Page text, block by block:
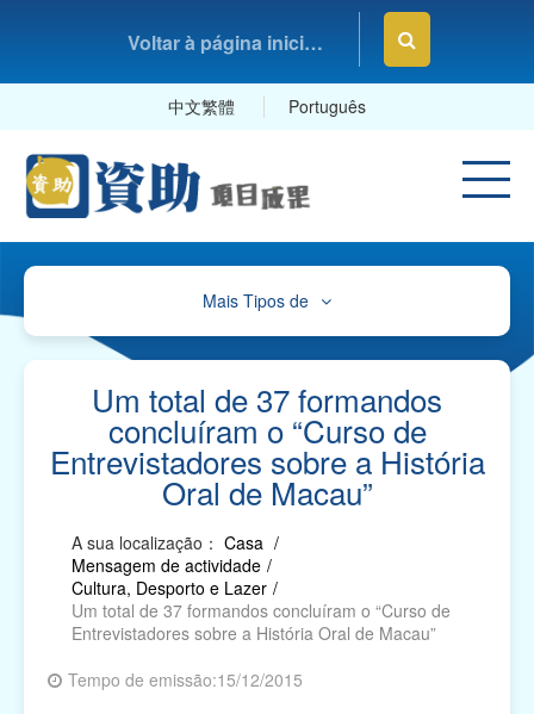
Voltar à página inicial da Fundação Macau
中文繁體 Português
Mais Tipos de
Cultura, Desporto e Lazer
Educação e Estudos
Saúde e Higiene
Serviços Sociais
Associações Comerciais, Profissionais e Sindicatos
Religião
Campanhas de Actividades Filantrópicas, Voluntárias
Um total de 37 formandos
concluíram o “Curso de
Entrevistadores sobre a História
Oral de Macau”
A sua localização： Casa /
Mensagem de actividade /
Cultura, Desporto e Lazer /
Um total de 37 formandos concluíram o “Curso de
Entrevistadores sobre a História Oral de Macau”
Tempo de emissão:15/12/2015